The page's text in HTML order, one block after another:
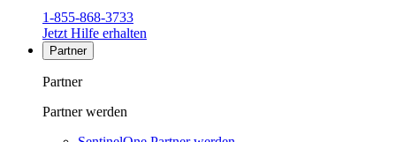
1-855-868-3733
Jetzt Hilfe erhalten
Partner
Partner
Partner werden